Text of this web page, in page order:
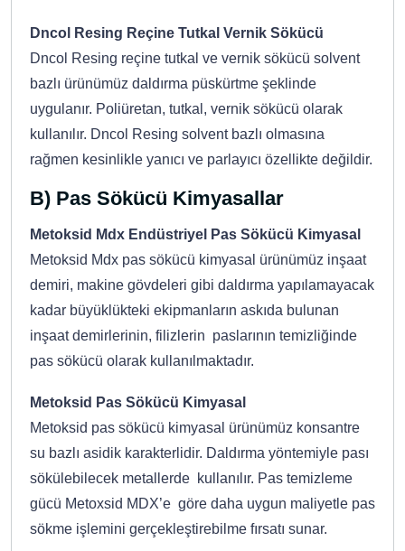
Dncol Resing Reçine Tutkal Vernik Sökücü
Dncol Resing reçine tutkal ve vernik sökücü solvent
bazlı ürünümüz daldırma püskürtme şeklinde
uygulanır. Poliüretan, tutkal, vernik sökücü olarak
kullanılır. Dncol Resing solvent bazlı olmasına
rağmen kesinlikle yanıcı ve parlayıcı özellikte değildir.
B) Pas Sökücü Kimyasallar
Metoksid Mdx Endüstriyel Pas Sökücü Kimyasal
Metoksid Mdx pas sökücü kimyasal ürünümüz inşaat
demiri, makine gövdeleri gibi daldırma yapılamayacak
kadar büyüklükteki ekipmanların askıda bulunan
inşaat demirlerinin, filizlerin paslarının temizliğinde
pas sökücü olarak kullanılmaktadır.
Metoksid Pas Sökücü Kimyasal
Metoksid pas sökücü kimyasal ürünümüz konsantre
su bazlı asidik karakterlidir. Daldırma yöntemiyle pası
sökülebilecek metallerde kullanılır. Pas temizleme
gücü Metoxsid MDX’e göre daha uygun maliyetle pas
sökme işlemini gerçekleştirebilme fırsatı sunar.